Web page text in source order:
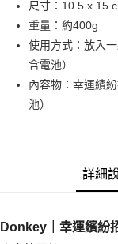
大哥付你分期
相關說明
【大哥付你分期使用說
1.本服務由台灣大哥
2.付款方式選擇「大
流程，驗證手機門號
成交易。
【繳款方式說明】
1.分期款項不併入電
2.透過簡訊連結打開
帳／街口支付／iPASS
AFTEE先享後付
相關說明
【關於「AFTEE先享後
AFTEE先享後付是「
３．安心：先確認商品
結帳頁面，進行簡訊認
ATM付款
每筆NT$100，滿
京站台北店客服中心
尺寸：10.5 x 15
重量：約400g
使用方式：放入
含電池）
內容物：幸運繽
池）
詳細
Donkey｜幸運繽紛